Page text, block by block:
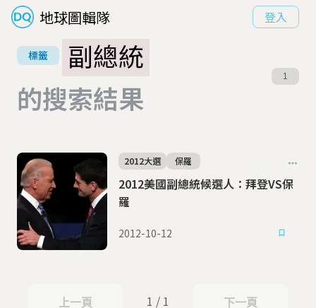
地球圖輯隊 登入
標籤
副總統
的搜索結果
1
2012美國副總統候選人：拜登VS保
羅
2012大選 保羅
2012-10-12
上一頁
上一頁 1 / 1 下一頁
下一頁